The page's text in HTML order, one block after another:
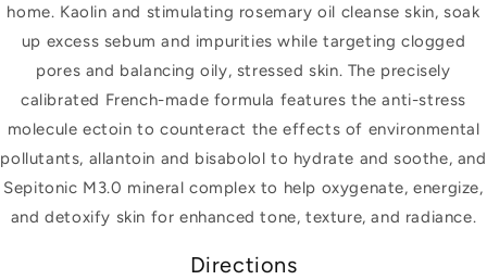
home. Kaolin and stimulating rosemary oil cleanse skin, soak
up excess sebum and impurities while targeting clogged
pores and balancing oily, stressed skin. The precisely
calibrated French-made formula features the anti-stress
molecule ectoin to counteract the effects of environmental
pollutants, allantoin and bisabolol to hydrate and soothe, and
Sepitonic M3.0 mineral complex to help oxygenate, energize,
and detoxify skin for enhanced tone, texture, and radiance.
Directions